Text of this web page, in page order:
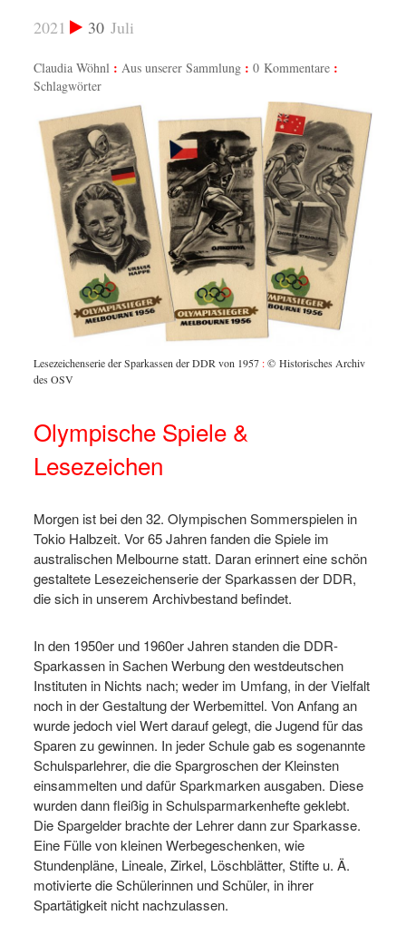
30 Juli
2021
Claudia Wöhnl Aus unserer Sammlung
0 Kommentare
Schlagwörter
Lesezeichenserie der Sparkassen der DDR von 1957 :© Historisches Archiv
des OSV
Olympische Spiele &
Lesezeichen
Morgen ist bei den 32. Olympischen Sommerspielen in
Tokio Halbzeit. Vor 65 Jahren fanden die Spiele im
australischen Melbourne statt. Daran erinnert eine schön
gestaltete Lesezeichenserie der Sparkassen der DDR,
die sich in unserem Archivbestand befindet.
In den 1950er und 1960er Jahren standen die DDR-
Sparkassen in Sachen Werbung den westdeutschen
Instituten in Nichts nach; weder im Umfang, in der Vielfalt
noch in der Gestaltung der Werbemittel. Von Anfang an
wurde jedoch viel Wert darauf gelegt, die Jugend für das
Sparen zu gewinnen. In jeder Schule gab es sogenannte
Schulsparlehrer, die die Spargroschen der Kleinsten
einsammelten und dafür Sparkmarken ausgaben. Diese
wurden dann fleißig in Schulsparmarkenhefte geklebt.
Die Spargelder brachte der Lehrer dann zur Sparkasse.
Eine Fülle von kleinen Werbegeschenken, wie
Stundenpläne, Lineale, Zirkel, Löschblätter, Stifte u. Ä.
motivierte die Schülerinnen und Schüler, in ihrer
Spartätigkeit nicht nachzulassen.